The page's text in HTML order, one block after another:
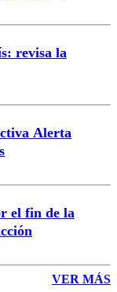
revisa la
Alerta
el fin de la
VER MÁS